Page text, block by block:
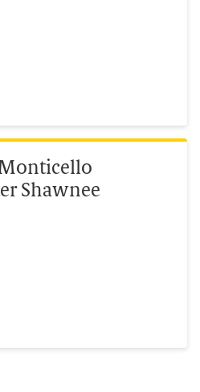
Monticello
Shawnee